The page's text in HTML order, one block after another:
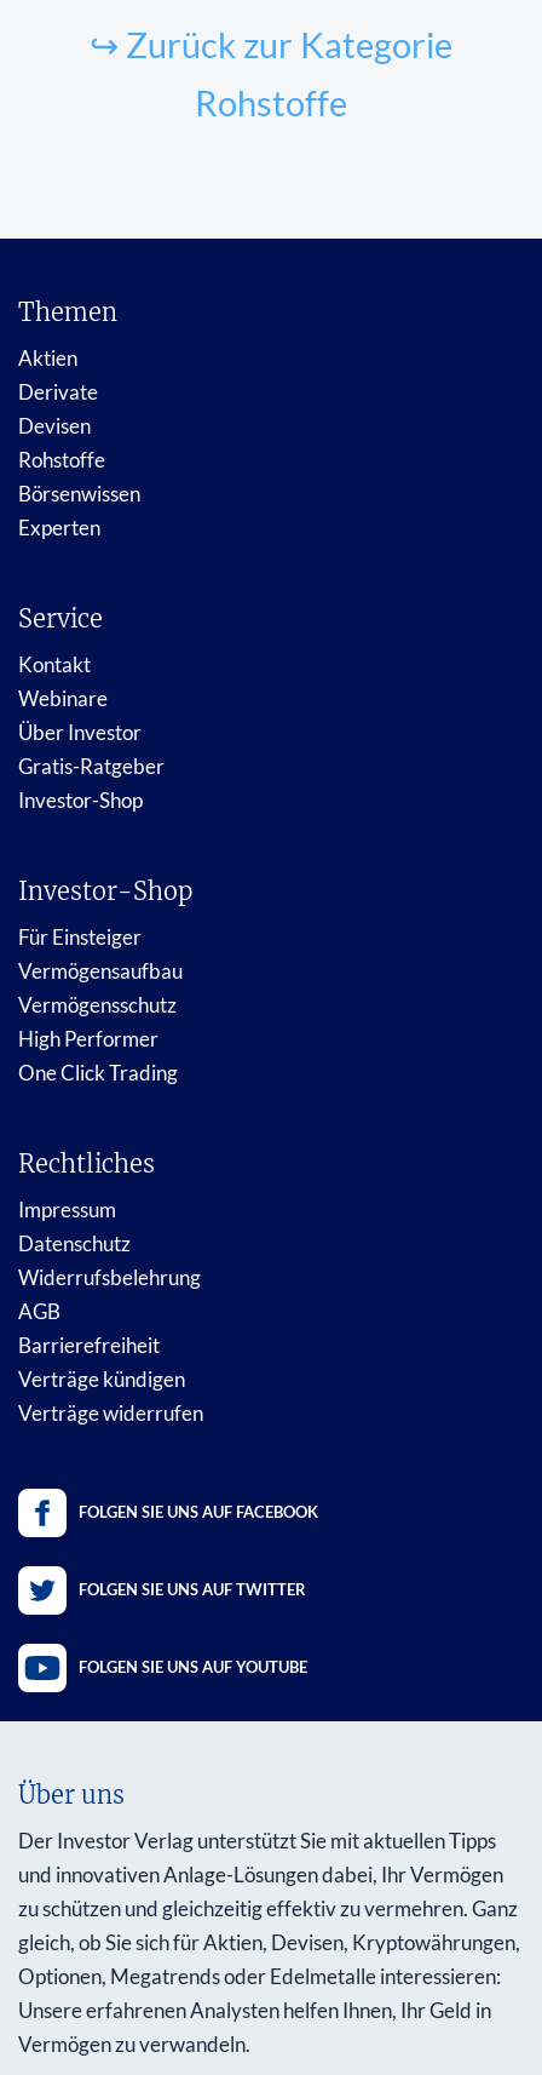
↪ Zurück zur Kategorie
Rohstoffe
Themen
Aktien
Derivate
Devisen
Rohstoffe
Börsenwissen
Experten
Service
Kontakt
Webinare
Über Investor
Gratis-Ratgeber
Investor-Shop
Investor-Shop
Für Einsteiger
Vermögensaufbau
Vermögensschutz
High Performer
One Click Trading
Rechtliches
Impressum
Datenschutz
Widerrufsbelehrung
AGB
Barrierefreiheit
Verträge kündigen
Verträge widerrufen
FOLGEN SIE UNS AUF FACEBOOK
FOLGEN SIE UNS AUF TWITTER
FOLGEN SIE UNS AUF YOUTUBE
Über uns
Der Investor Verlag unterstützt Sie mit aktuellen Tipps
und innovativen Anlage-Lösungen dabei, Ihr Vermögen
zu schützen und gleichzeitig effektiv zu vermehren. Ganz
gleich, ob Sie sich für Aktien, Devisen, Kryptowährungen,
Optionen, Megatrends oder Edelmetalle interessieren:
Unsere erfahrenen Analysten helfen Ihnen, Ihr Geld in
Vermögen zu verwandeln.